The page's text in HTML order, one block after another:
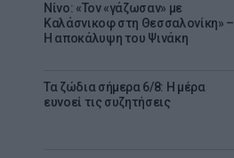
Νίνο: «Τον «γάζωσαν» με
Καλάσνικοφ στη Θεσσαλονίκη» –
Η αποκάλυψη του Ψινάκη
Τα ζώδια σήμερα 6/8: Η μέρα
ευνοεί τις συζητήσεις